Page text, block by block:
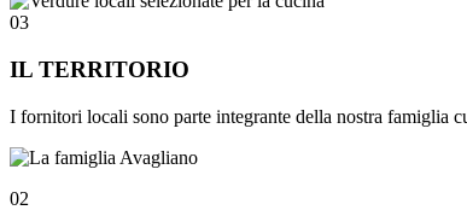
03
IL TERRITORIO
I fornitori locali sono parte integrante della nostra famiglia
02